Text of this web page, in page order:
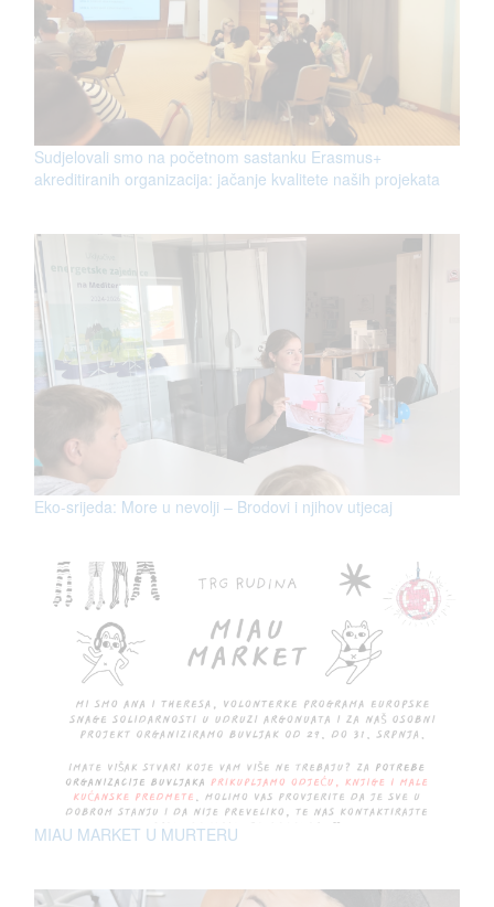
Sudjelovali smo na početnom sastanku Erasmus+
akreditiranih organizacija: jačanje kvalitete naših projekata
Eko-srijeda: More u nevolji – Brodovi i njihov utjecaj
MIAU MARKET U MURTERU